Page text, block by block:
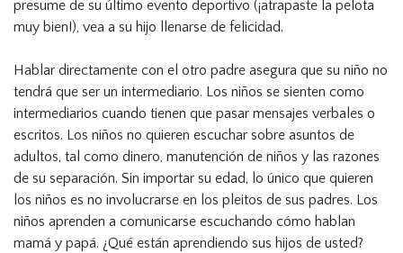
presume de su último evento deportivo (¡atrapaste la pelota
muy bien!), vea a su hijo llenarse de felicidad.
Hablar directamente con el otro padre asegura que su niño no
tendrá que ser un intermediario. Los niños se sienten como
intermediarios cuando tienen que pasar mensajes verbales o
escritos. Los niños no quieren escuchar sobre asuntos de
adultos, tal como dinero, manutención de niños y las razones
de su separación. Sin importar su edad, lo único que quieren
los niños es no involucrarse en los pleitos de sus padres. Los
niños aprenden a comunicarse escuchando cómo hablan
mamá y papá. ¿Qué están aprendiendo sus hijos de usted?